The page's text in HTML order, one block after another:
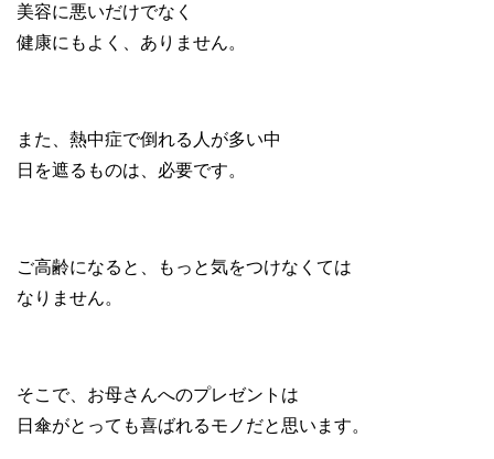
美容に悪いだけでなく
健康にもよく、ありません。
また、熱中症で倒れる人が多い中
日を遮るものは、必要です。
ご高齢になると、もっと気をつけなくては
なりません。
そこで、お母さんへのプレゼントは
日傘がとっても喜ばれるモノだと思います。